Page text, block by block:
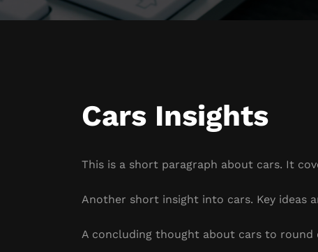
Cars Insights
This is a short paragraph about cars. It
Another short insight into cars. Key ideas
A concluding thought about cars to